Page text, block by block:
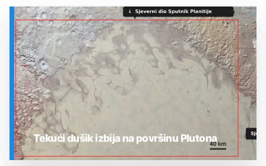
Tekući dušik izbija na površinu Plutona